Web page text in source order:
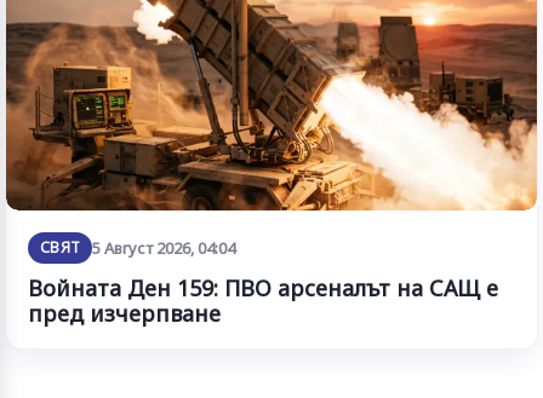
СВЯТ 5 Август 2026, 04:04
Войната Ден 159: ПВО арсеналът на САЩ е
пред изчерпване